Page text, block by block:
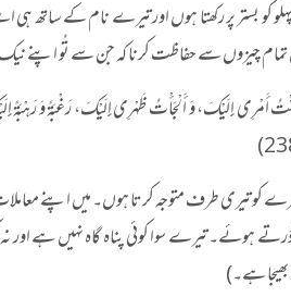
بستر پر رکھتا ہوں اور تیرے نام کے ساتھ ہی
تمام چیزوں سے حفاظت کرنا کہ جن سے تُو اپنے
إِلَیْکَ، وَ أَلْجَأْتُ ظَہْرِی إِلَیْکَ، رَغْبَۃً وَ رَہْبَۃً
کو تیری طرف متوجہ کرتا ہوں۔ میں اپنے
ہوئے۔ تیرے سوا کوئی پناہ گاہ نہیں ہے اور
ہے۔)